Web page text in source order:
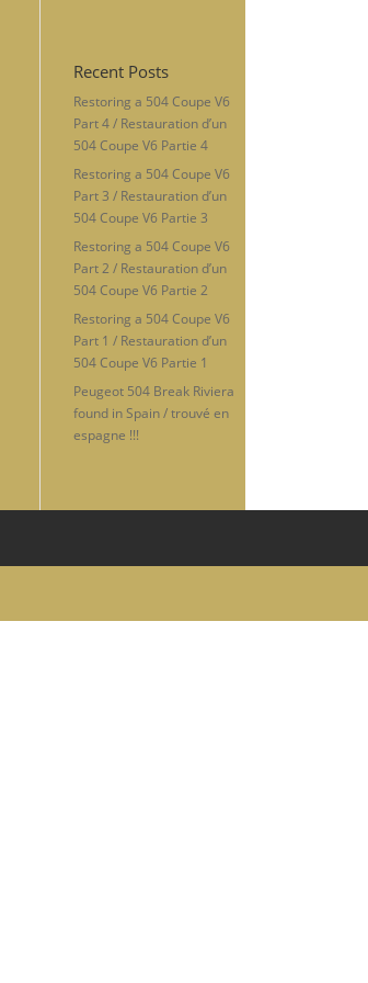
Recent Posts
Restoring a 504 Coupe V6
Part 4 / Restauration d’un
504 Coupe V6 Partie 4
Restoring a 504 Coupe V6
Part 3 / Restauration d’un
504 Coupe V6 Partie 3
Restoring a 504 Coupe V6
Part 2 / Restauration d’un
504 Coupe V6 Partie 2
Restoring a 504 Coupe V6
Part 1 / Restauration d’un
504 Coupe V6 Partie 1
Peugeot 504 Break Riviera
found in Spain / trouvé en
espagne !!!